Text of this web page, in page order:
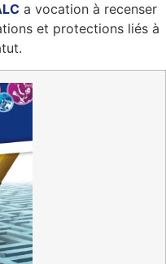
a vocation à recenser
et protections liés à